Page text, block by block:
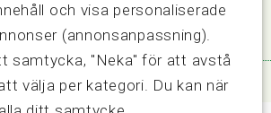
och visa personaliserade
(annonsanpassning).
samtycka, "Neka" för att avstå
välja per kategori. Du kan när